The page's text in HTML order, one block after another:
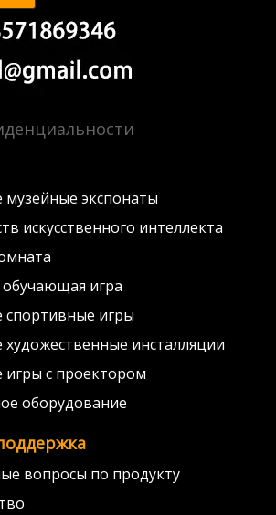
экспонаты
искусственного интеллекта
игра
игры
инсталляции
с проектором
оборудование
вопросы по продукту